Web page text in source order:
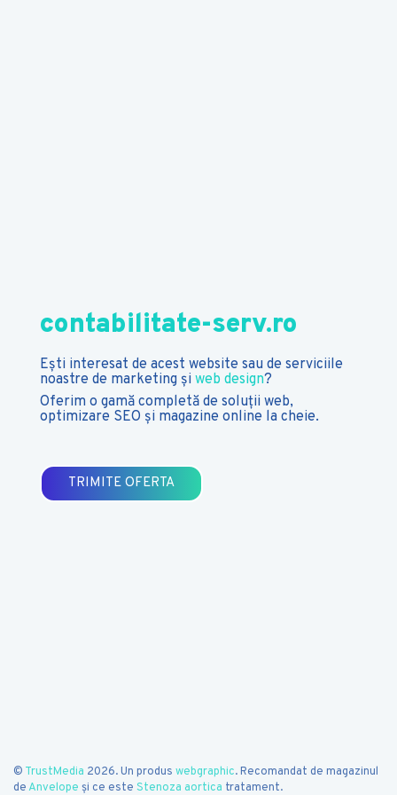
contabilitate-serv.ro
Ești interesat de acest website sau de serviciile
noastre de marketing și web design?
Oferim o gamă completă de soluții web,
optimizare SEO și magazine online la cheie.
TRIMITE OFERTA
© TrustMedia 2026. Un produs webgraphic. Recomandat de magazinul
deAnvelope și ce este Stenoza aortica tratament.